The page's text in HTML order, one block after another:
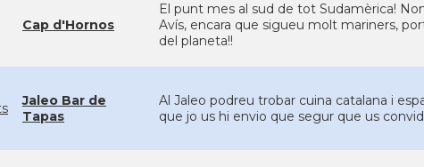
Cap d'Hornos
El punt mes al sud de tot Sudamèrica!
Avís, encara que sigueu molt mariners,
del planeta!!
Jaleo Bar de
Tapas
Al Jaleo podreu trobar cuina catalana i
que jo us hi envio que segur que us